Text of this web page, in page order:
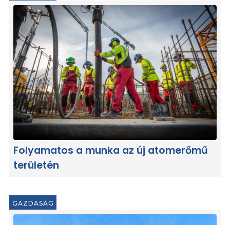
Folyamatos a munka az új atomerőmű
területén
GAZDASÁG